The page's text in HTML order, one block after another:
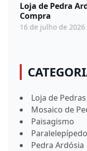
Loja de Pedra
Compra
16 de julho de 2026
Loja de Pedras
Mosaico de
Paisagismo
Paralelepípedo
Pedra Ardósia